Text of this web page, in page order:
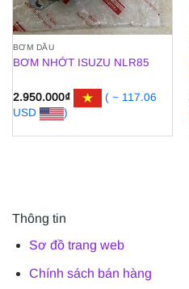
BƠM DẦU
BƠM NHỚT ISUZU NLR85
2.950.000₫
( ~ 117.06
USD
)
Thông tin
Sơ đồ trang web
Chính sách bán hàng